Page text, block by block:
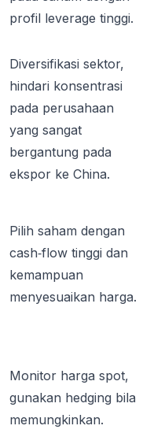
profil leverage tinggi.
Diversifikasi sektor,
hindari konsentrasi
pada perusahaan
yang sangat
bergantung pada
ekspor ke China.
Pilih saham dengan
cash‑flow tinggi dan
kemampuan
menyesuaikan harga.
Monitor harga spot,
gunakan hedging bila
memungkinkan.